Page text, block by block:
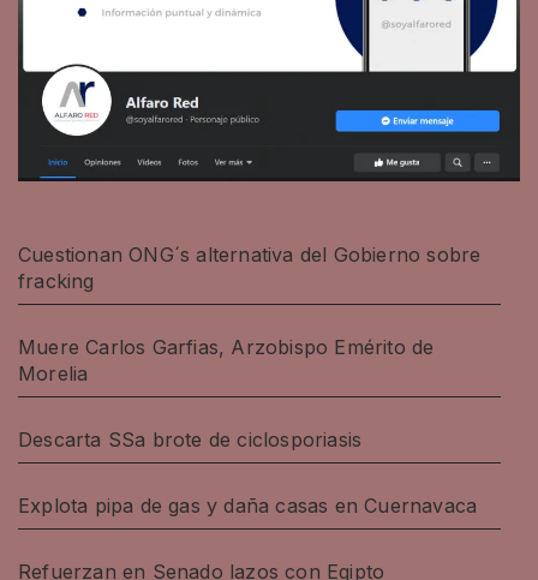
Cuestionan ONG´s alternativa del Gobierno sobre
fracking
Muere Carlos Garfias, Arzobispo Emérito de
Morelia
Descarta SSa brote de ciclosporiasis
Explota pipa de gas y daña casas en Cuernavaca
Refuerzan en Senado lazos con Egipto